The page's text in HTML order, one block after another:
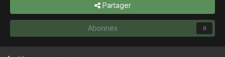
Partager
Abonnés 0